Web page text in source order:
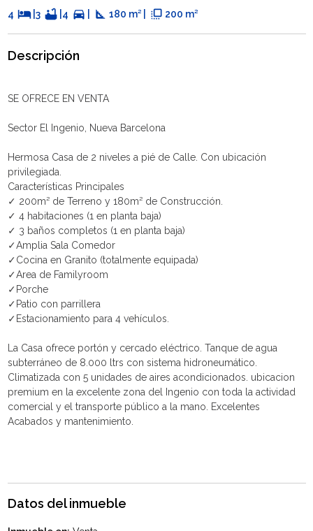
4 hotel 3 bathtub 4 directions_car square_foot 180 m² | flip_to_front 200 m²
Descripción
SE OFRECE EN VENTA
Sector El Ingenio, Nueva Barcelona
Hermosa Casa de 2 niveles a pié de Calle. Con ubicación
privilegiada.
Características Principales
✓ 200m² de Terreno y 180m² de Construcción.
✓ 4 habitaciones (1 en planta baja)
✓ 3 baños completos (1 en planta baja)
✓Amplia Sala Comedor
✓Cocina en Granito (totalmente equipada)
✓Area de Familyroom
✓Porche
✓Patio con parrillera
✓Estacionamiento para 4 vehículos.
La Casa ofrece portón y cercado eléctrico. Tanque de agua
subterráneo de 8.000 ltrs con sistema hidroneumático.
Climatizada con 5 unidades de aires acondicionados. ubicacion
premium en la excelente zona del Ingenio con toda la actividad
comercial y el transporte público a la mano. Excelentes
Acabados y mantenimiento.
Datos del inmueble